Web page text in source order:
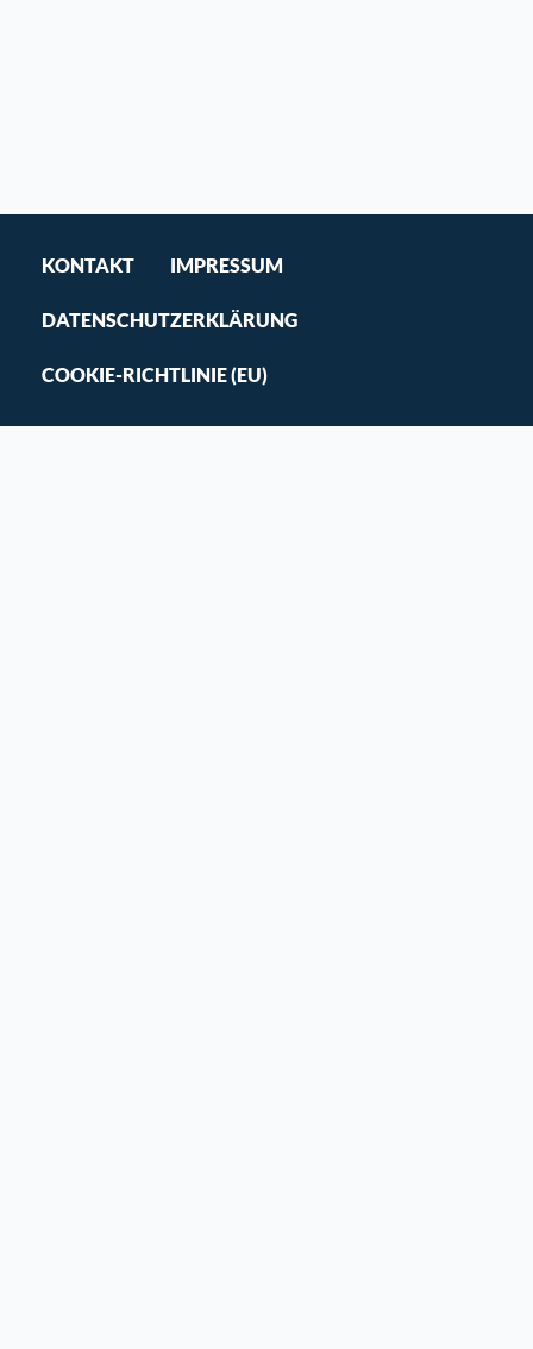
KONTAKT IMPRESSUM
DATENSCHUTZERKLÄRUNG
COOKIE-RICHTLINIE (EU)